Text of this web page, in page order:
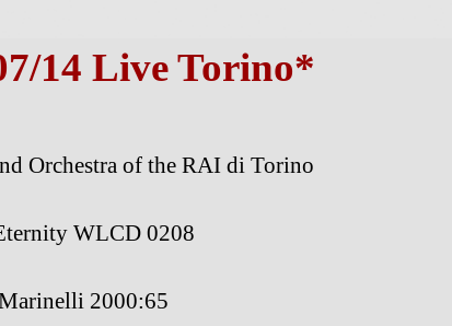
14 Live Torino*
Orchestra of the RAI di Torino
WLCD 0208
2000:65